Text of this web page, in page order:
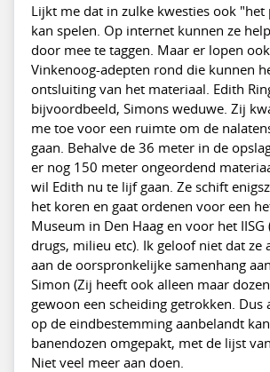
Lijkt me dat in zulke kwesties ook
kan spelen. Op internet kunnen ze
door mee te taggen. Maar er lopen
Vinkenoog-adepten rond die kunnen
ontsluiting van het materiaal. Edith
bijvoordbeeld, Simons weduwe. Zij
me toe voor een ruimte om de
gaan. Behalve de 36 meter in de
er nog 150 meter ongeordend
wil Edith nu te lijf gaan. Ze schift
het koren en gaat ordenen voor een
Museum in Den Haag en voor het IISG
drugs, milieu etc). Ik geloof niet dat ze
aan de oorspronkelijke samenhang
Simon (Zij heeft ook alleen maar
gewoon een scheiding getrokken. Dus
op de eindbestemming aanbelandt
banendozen omgepakt, met de lijst
Niet veel meer aan doen.